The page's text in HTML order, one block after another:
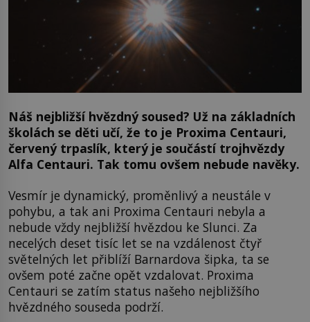
Náš nejbližší hvězdný soused? Už na základních
školách se děti učí, že to je Proxima Centauri,
červený trpaslík, který je součástí trojhvězdy
Alfa Centauri. Tak tomu ovšem nebude navěky.
Vesmír je dynamický, proměnlivý a neustále v
pohybu, a tak ani Proxima Centauri nebyla a
nebude vždy nejbližší hvězdou ke Slunci. Za
necelých deset tisíc let se na vzdálenost čtyř
světelných let přiblíží Barnardova šipka, ta se
ovšem poté začne opět vzdalovat. Proxima
Centauri se zatím status našeho nejbližšího
hvězdného souseda podrží.